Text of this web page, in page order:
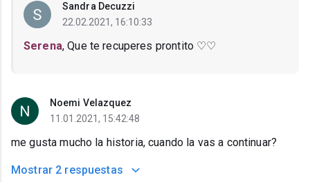
Sandra Decuzzi
22.02.2021, 16:10:33
Serena, Que te recuperes prontito ♡♡
Noemi Velazquez
11.01.2021, 15:42:48
me gusta mucho la historia, cuando la vas a continuar?
Mostrar 2 respuestas